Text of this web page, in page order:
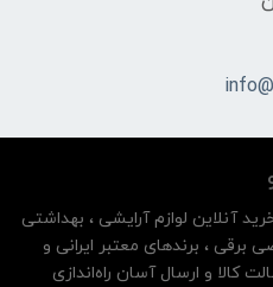
آنلاین لوازم آرایشی ، بهداشتی
برقی ، برندهای معتبر ایرانی و
و ارسال آسان راه‌اندازی